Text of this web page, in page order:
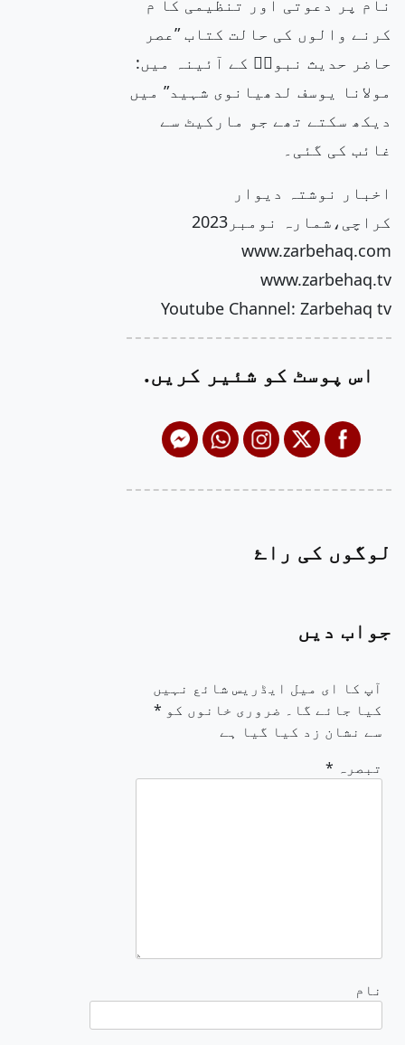
کرنے والوں کی حالت کتاب ”عصر
حاضر حدیث نبویۖ کے آئینہ میں:
مولانا یوسف لدھیانوی شہید” میں
دیکھ سکتے تھے جو مارکیٹ سے
غائب کی گئی۔
اخبار نوشتہ دیوار
کراچی،شمارہ نومبر2023
www.zarbehaq.com
www.zarbehaq.tv
Youtube Channel: Zarbehaq tv
اس پوسٹ کو شئیر کریں.
لوگوں کی راۓ
جواب دیں
آپ کا ای میل ایڈریس شائع نہیں
کیا جائے گا۔ ضروری خانوں کو *
سے نشان زد کیا گیا ہے
تبصرہ *
نام